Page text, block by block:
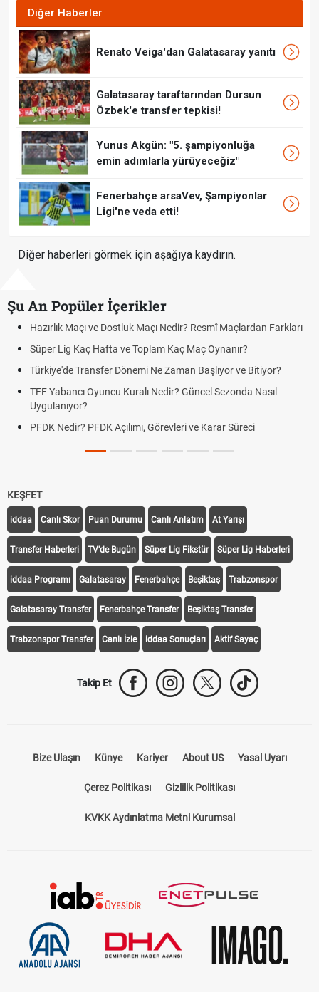
Diğer Haberler
Renato Veiga'dan Galatasaray yanıtı
Galatasaray taraftarından Dursun
Özbek'e transfer tepkisi!
Yunus Akgün: "5. şampiyonluğa
emin adımlarla yürüyeceğiz"
Fenerbahçe arsaVev, Şampiyonlar
Ligi'ne veda etti!
Diğer haberleri görmek için aşağıya kaydırın.
Şu An Popüler İçerikler
Maçı ve Dostluk Maçı Nedir? Resmî Maçlardan Farkları
Lig Kaç Hafta ve Toplam Kaç Maç Oynanır?
Transfer Dönemi Ne Zaman Başlıyor ve Bitiyor?
Yabancı Oyuncu Kuralı Nedir? Güncel Sezonda Nasıl
Nedir? PFDK Açılımı, Görevleri ve Karar Süreci
KEŞFET
iddaa Canlı Skor Puan Durumu Canlı Anlatım At Yarışı
Transfer Haberleri TV'de Bugün Süper Lig Fikstür Süper Lig Haberleri
iddaa Programı Galatasaray Fenerbahçe Beşiktaş Trabzonspor
Galatasaray Transfer Fenerbahçe Transfer Beşiktaş Transfer
Trabzonspor Transfer Canlı İzle iddaa Sonuçları Aktif Sayaç